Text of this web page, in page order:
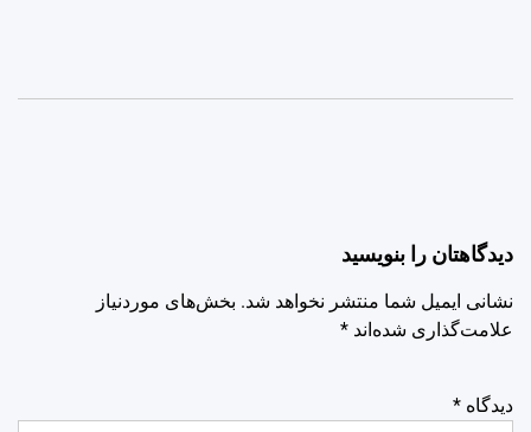
دیدگاهتان را بنویسید
نشانی ایمیل شما منتشر نخواهد شد. بخش‌های موردنیاز
علامت‌گذاری شده‌اند *
دیدگاه *